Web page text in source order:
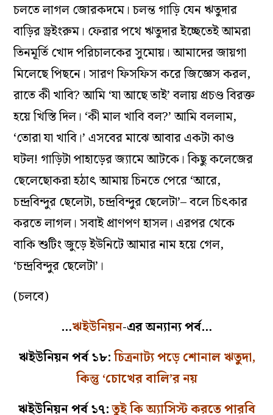
চলতে লাগল জোরকদমে। চলন্ত গাড়ি যেন ঋতুদার
বাড়ির ড্রইংরুম। ফেরার পথে ঋতুদার ইচ্ছেতেই আমরা
তিনমূর্তি খোদ পরিচালকেরসুমোয়। আমাদের জায়গা
মিলেছে পিছনে। সারণ ফিসফিস করে জিজ্ঞেস করল,
রাতে কী খাবি? আমি ‘যা আছে তাই’ বলায় প্রচণ্ড বিরক্ত
হয়ে খিস্তি দিল। ‘কী মাল খাবি বল?’ আমি বললাম,
‘তোরা যা খাবি।’ এসবের মাঝে আবার একটা কাণ্ড
ঘটল! গাড়িটা পাহাড়ের জ‌্যামে আটকে। কিছু কলেজের
ছেলেছোকরা হঠাৎ আমায় চিনতে পেরে ‘আরে,
চন্দ্রবিন্দুর ছেলেটা, চন্দ্রবিন্দুর ছেলেটা’– বলে চিৎকার
করতে লাগল। সবাই প্রাণপণ হাসল। এরপর থেকে
বাকি শুটিং জুড়ে ইউনিটে আমার নাম হয়ে গেল,
‘চন্দ্রবিন্দুর ছেলেটা’।
(চলবে)
…ঋইউনিয়ন-এর অন্যান্য পর্ব…
ঋইউনিয়ন পর্ব ১৮:চিত্রনাট্য পড়ে শোনাল ঋতুদা,
কিন্তু ‘চোখের বালি’র নয়
ঋইউনিয়ন পর্ব ১৭:তুই কি অ্যাসিস্ট করতে পারবি